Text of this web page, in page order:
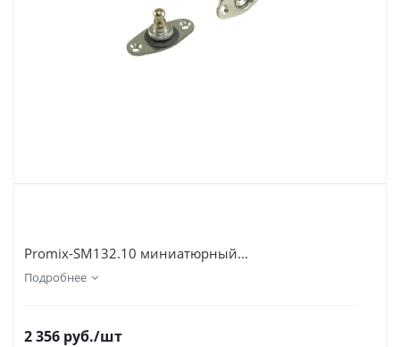
Promix-SM132.10 миниатюрный...
Подробнее
2 356 руб./шт